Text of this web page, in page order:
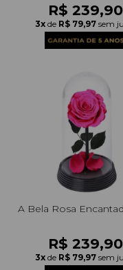
R$ 239,90
3x de R$ 79,97 sem
A Bela Rosa
R$ 239,90
3x de R$ 79,97 sem